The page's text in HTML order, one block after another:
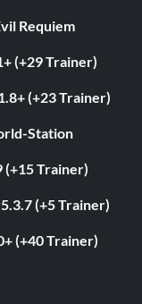
Requiem
(+29 Trainer)
(+23 Trainer)
Station
(+15 Trainer)
(+5 Trainer)
(+40 Trainer)